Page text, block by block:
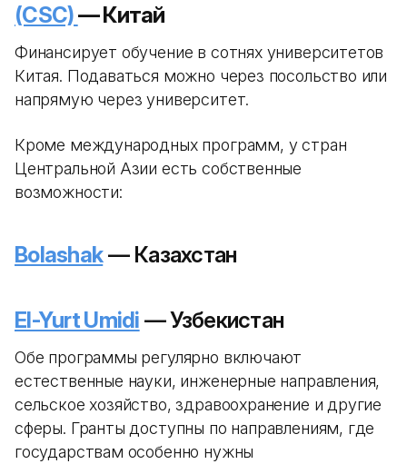
(CSC)— Китай
Финансирует обучение в сотнях университетов
Китая. Подаваться можно через посольство или
напрямую через университет.
Кроме международных программ, у стран
Центральной Азии есть собственные
возможности:
Bolashak— Казахстан
El-Yurt Umidi — Узбекистан
Обе программы регулярно включают
естественные науки, инженерные направления,
сельское хозяйство, здравоохранение и другие
сферы. Гранты доступны по направлениям, где
государствам особенно нужны